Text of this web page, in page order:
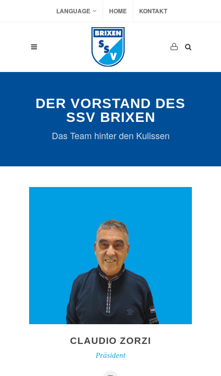
LANGUAGE HOME KONTAKT
DER VORSTAND DES
SSV BRIXEN
Das Team hinter den Kulissen
CLAUDIO ZORZI
Präsident